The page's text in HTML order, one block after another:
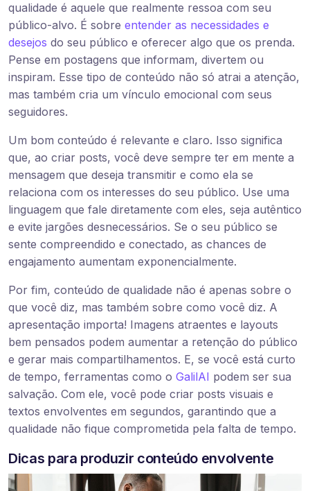
qualidade é aquele que realmente ressoa com seu
público-alvo. É sobre entender as necessidades e
desejos do seu público e oferecer algo que os prenda.
Pense em postagens que informam, divertem ou
inspiram. Esse tipo de conteúdo não só atrai a atenção,
mas também cria um vínculo emocional com seus
seguidores.
Um bom conteúdo é relevante e claro. Isso significa
que, ao criar posts, você deve sempre ter em mente a
mensagem que deseja transmitir e como ela se
relaciona com os interesses do seu público. Use uma
linguagem que fale diretamente com eles, seja autêntico
e evite jargões desnecessários. Se o seu público se
sente compreendido e conectado, as chances de
engajamento aumentam exponencialmente.
Por fim, conteúdo de qualidade não é apenas sobre o
que você diz, mas também sobre como você diz. A
apresentação importa! Imagens atraentes e layouts
bem pensados podem aumentar a retenção do público
e gerar mais compartilhamentos. E, se você está curto
de tempo, ferramentas como o GalilAI podem ser sua
salvação. Com ele, você pode criar posts visuais e
textos envolventes em segundos, garantindo que a
qualidade não fique comprometida pela falta de tempo.
Dicas para produzir conteúdo envolvente